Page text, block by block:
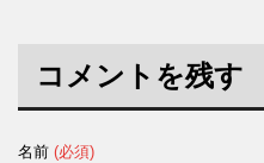
コメントを残す
名前 (必須)